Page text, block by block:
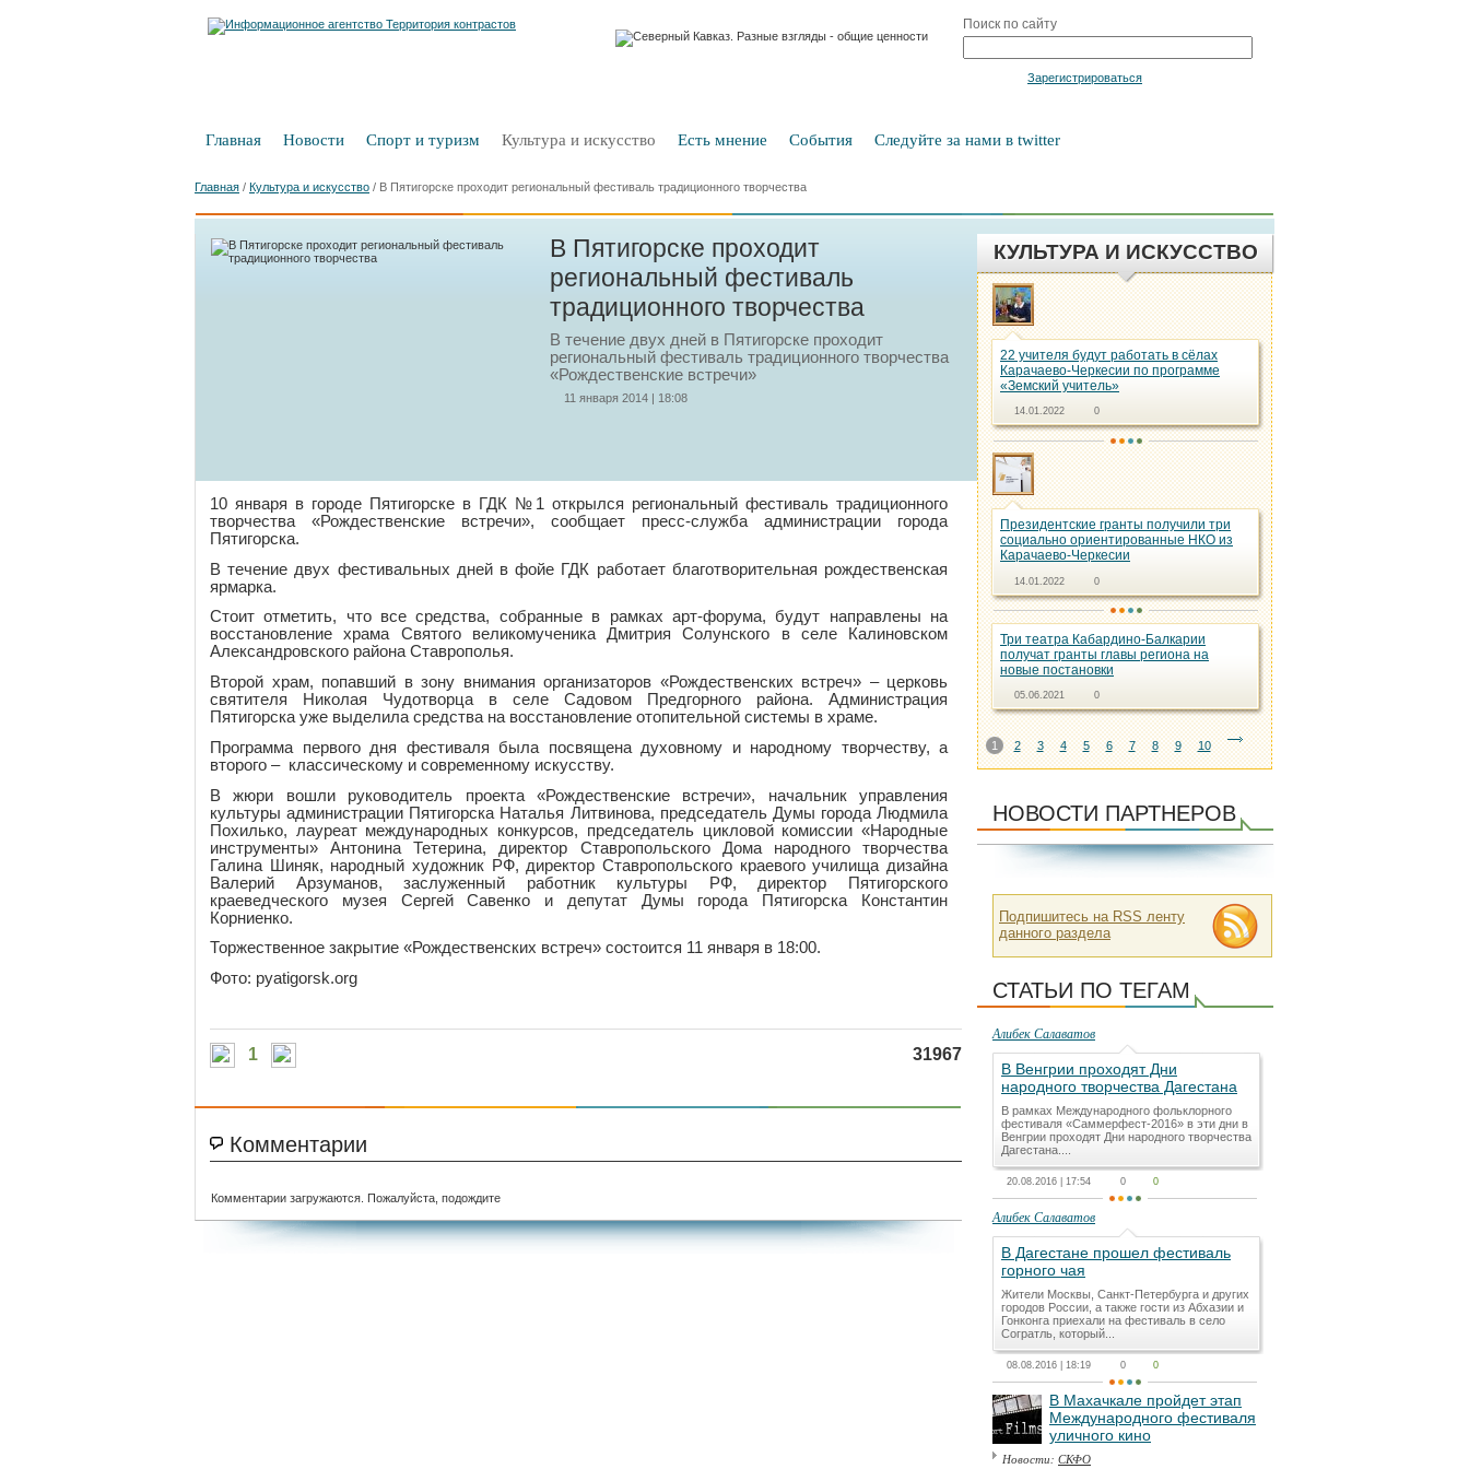
Поиск по сайту
Зарегистрироваться
Главная Новости Спорт и туризм Культура и искусство Есть мнение События Следуйте за нами в twitter
Главная / Культура и искусство / В Пятигорске проходит региональный фестиваль традиционного творчества
В Пятигорске проходит
региональный фестиваль
традиционного творчества
В течение двух дней в Пятигорске проходит
региональный фестиваль традиционного творчества
«Рождественские встречи»
11 января 2014 | 18:08
10 января в городе Пятигорске в ГДК №1 открылся региональный фестиваль традиционного
творчества «Рождественские встречи», сообщает пресс-служба администрации города
Пятигорска.
В течение двух фестивальных дней в фойе ГДК работает благотворительная рождественская
ярмарка.
Стоит отметить, что все средства, собранные в рамках арт-форума, будут направлены на
восстановление храма Святого великомученика Дмитрия Солунского в селе Калиновском
Александровского района Ставрополья.
Второй храм, попавший в зону внимания организаторов «Рождественских встреч» – церковь
святителя Николая Чудотворца в селе Садовом Предгорного района. Администрация
Пятигорска уже выделила средства на восстановление отопительной системы в храме.
Программа первого дня фестиваля была посвящена духовному и народному творчеству, а
второго – классическому и современному искусству.
В жюри вошли руководитель проекта «Рождественские встречи», начальник управления
культуры администрации Пятигорска Наталья Литвинова, председатель Думы города Людмила
Похилько, лауреат международных конкурсов, председатель цикловой комиссии «Народные
инструменты» Антонина Тетерина, директор Ставропольского Дома народного творчества
Галина Шиняк, народный художник РФ, директор Ставропольского краевого училища дизайна
Валерий Арзуманов, заслуженный работник культуры РФ, директор Пятигорского
краеведческого музея Сергей Савенко и депутат Думы города Пятигорска Константин
Корниенко.
Торжественное закрытие «Рождественских встреч» состоится 11 января в 18:00.
Фото: pyatigorsk.org
1 31967
Комментарии
Комментарии загружаются. Пожалуйста, подождите
КУЛЬТУРА И ИСКУССТВО
22 учителя будут работать в сёлах
Карачаево-Черкесии по программе
«Земский учитель»
14.01.2022 0
Президентские гранты получили три
социально ориентированные НКО из
Карачаево-Черкесии
14.01.2022 0
Три театра Кабардино-Балкарии
получат гранты главы региона на
новые постановки
05.06.2021 0
1 2 3 4 5 6 7 8 9 10
НОВОСТИ ПАРТНЕРОВ
Подпишитесь на RSS ленту
данного раздела
СТАТЬИ ПО ТЕГАМ
Алибек Салаватов
В Венгрии проходят Дни
народного творчества Дагестана
В рамках Международного фольклорного
фестиваля «Саммерфест-2016» в эти дни в
Венгрии проходят Дни народного творчества
Дагестана....
20.08.2016 | 17:54 0 0
Алибек Салаватов
В Дагестане прошел фестиваль
горного чая
Жители Москвы, Санкт-Петербурга и других
городов России, а также гости из Абхазии и
Гонконга приехали на фестиваль в село
Согратль, который...
08.08.2016 | 18:19 0 0
В Махачкале пройдет этап
Международного фестиваля
уличного кино
Новости: СКФО